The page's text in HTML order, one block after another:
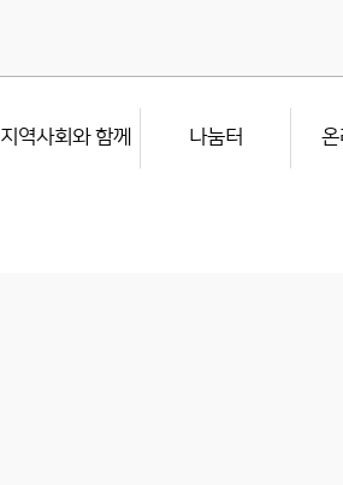
지역사회와 함께 나눔터 온